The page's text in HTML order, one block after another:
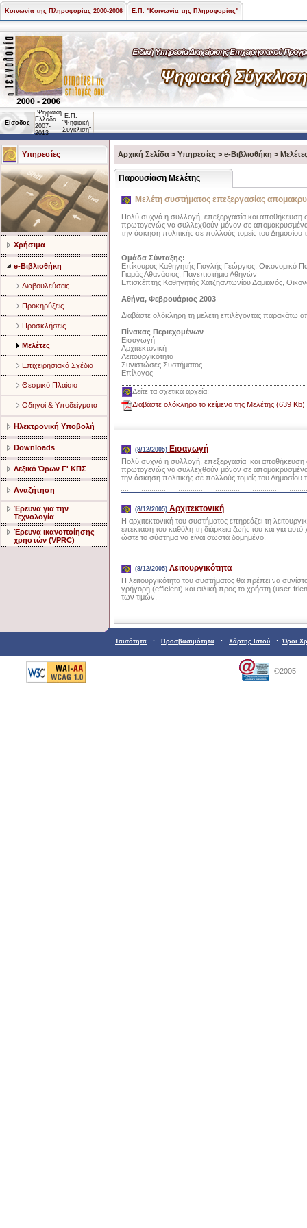
Κοινωνία της Πληροφορίας 2000-2006 Ε.Π. "Κοινωνία της Πληροφορίας"
Είσοδος
Ψηφιακή
Ελλάδα
2007-
2013
Ε.Π.
"Ψηφιακή
Σύγκλιση"
Υπηρεσίες
Χρήσιμα
e-Βιβλιοθήκη
Διαβουλεύσεις
Προκηρύξεις
Προσκλήσεις
Μελέτες
Επιχειρησιακά Σχέδια
Θεσμικό Πλαίσιο
Οδηγοί & Υποδείγματα
Ηλεκτρονική Υποβολή
Downloads
Λεξικό Όρων Γ' ΚΠΣ
Αναζήτηση
Έρευνα για την
Τεχνολογία
Έρευνα ικανοποίησης
χρηστών (VPRC)
Αρχική Σελίδα > Υπηρεσίες > e-Βιβλιοθήκη >
Παρουσίαση Μελέτης
Μελέτη συστήματος επεξεργασίας
Πολύ συχνά η συλλογή, επεξεργασία και
πρωτογενώς να συλλεχθούν μόνον σε
την άσκηση πολιτικής σε πολλούς τομείς του Δημοσίου
Ομάδα Σύνταξης:
Επίκουρος Καθηγητής Γιαγλής Γεώργιος, Οικονομικό
Γιαμάς Αθανάσιος, Πανεπιστήμιο Αθηνών
Επισκέπτης Καθηγητής Χατζηαντωνίου Δαμιανός,
Αθήνα, Φεβρουάριος 2003
Διαβάστε ολόκληρη τη μελέτη επιλέγοντας παρακάτω
Πίνακας Περιεχομένων
Εισαγωγή
Αρχιτεκτονική
Λειτουργικότητα
Συνιστώσες Συστήματος
Επίλογος
Δείτε τα σχετικά αρχεία:
Διαβάστε ολόκληρο το κείμενο της Μελέτης (639 Kb)
(8/12/2005) Εισαγωγή
Πολύ συχνά η συλλογή, επεξεργασία και
πρωτογενώς να συλλεχθούν μόνον σε
την άσκηση πολιτικής σε πολλούς τομείς του Δημοσίου
(8/12/2005) Αρχιτεκτονική
Η αρχιτεκτονική του συστήματος επηρεάζει τη
επέκταση του καθόλη τη διάρκεια ζωής του και για αυτό
ώστε το σύστημα να είναι σωστά δομημένο.
(8/12/2005) Λειτουργικότητα
Η λειτουργικότητα του συστήματος θα πρέπει να
γρήγορη (efficient) και φιλική προς το χρήστη (user-
των τιμών.
Ταυτότητα : Προσβασιμότητα : Χάρτης Ιστού : Όροι
©2005